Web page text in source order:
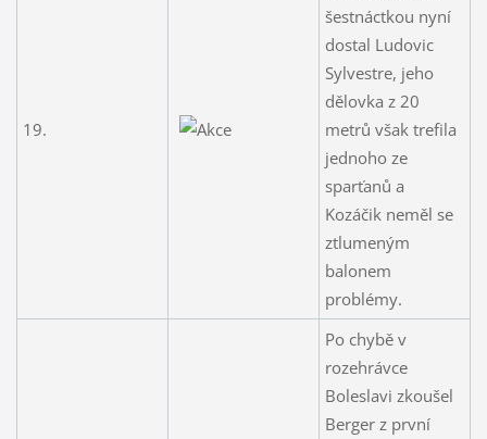
19.
šestnáctkou nyní
dostal Ludovic
Sylvestre, jeho
dělovka z 20
metrů však trefila
jednoho ze
sparťanů a
Kozáčik neměl se
ztlumeným
balonem
problémy.
Po chybě v
rozehrávce
Boleslavi zkoušel
Berger z první